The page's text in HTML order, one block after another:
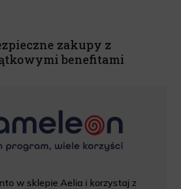
zakupy z
benefitami
w sklepie Aelia i korzystaj z